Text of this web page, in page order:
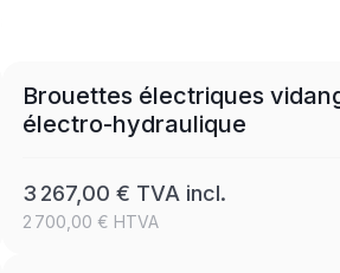
Brouettes électriques
électro-hydraulique
3 267,00 € TVA incl.
2 700,00 € HTVA